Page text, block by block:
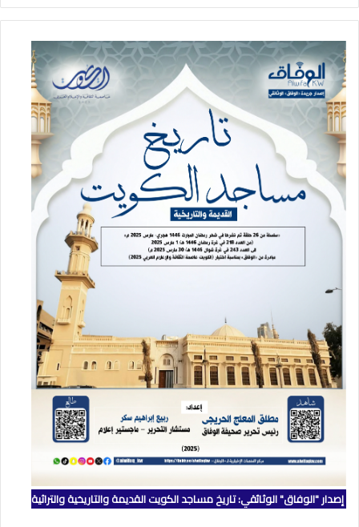
إصدار "الوفاق" الوثائقي: تاريخ مساجد الكويت القديمة والتاريخية والتراثية